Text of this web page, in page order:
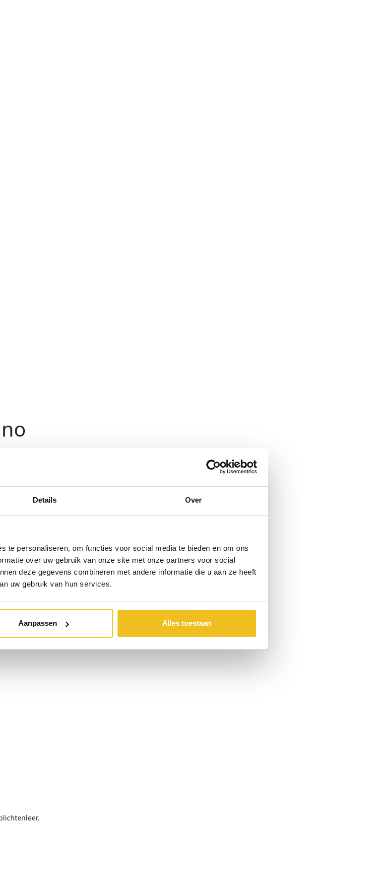
Details Over
te personaliseren, om functies voor social media te bieden en om ons
over uw gebruik van onze site met onze partners voor social
deze gegevens combineren met andere informatie die u aan ze heeft
uw gebruik van hun services.
Aanpassen Alles toestaan
deze Spaanse costas:
ook na de aankoop: